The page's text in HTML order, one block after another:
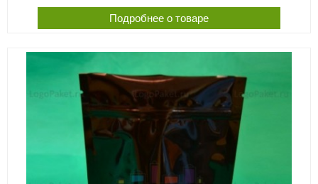
Подробнее о товаре